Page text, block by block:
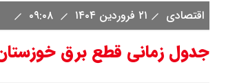
اقتصادی ۲۱ فروردین ۱۴۰۴
جدول زمانی قطع برق خوزستان و اهواز؛